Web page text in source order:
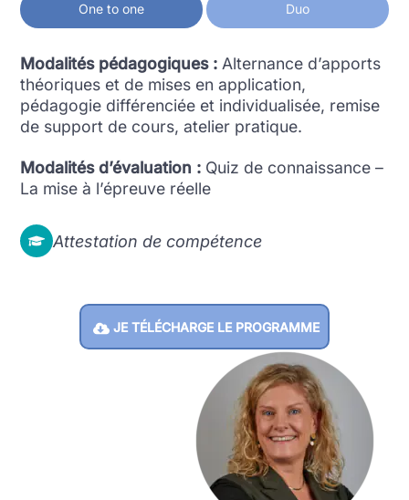
One to one Duo
Modalités pédagogiques : Alternance d’apports
théoriques et de mises en application,
pédagogie différenciée et individualisée, remise
de support de cours, atelier pratique.
Modalités d’évaluation : Quiz de connaissance –
La mise à l’épreuve réelle
Attestation de compétence
JE TÉLÉCHARGE LE PROGRAMME